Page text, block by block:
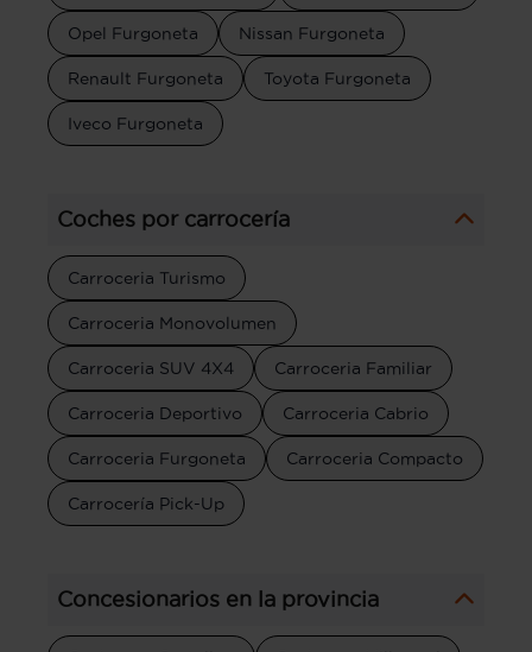
Opel Furgoneta Nissan Furgoneta
Renault Furgoneta Toyota Furgoneta
Iveco Furgoneta
Coches por carrocería
Carroceria Turismo
Carroceria Monovolumen
Carroceria SUV 4X4 Carroceria Familiar
Carroceria Deportivo Carroceria Cabrio
Carroceria Furgoneta Carroceria Compacto
Carrocería Pick-Up
Concesionarios en la provincia